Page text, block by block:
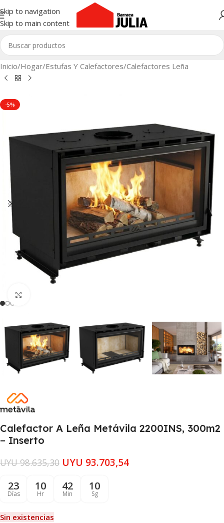
Skip to navigation
Skip to main content
Inicio/Hogar/Estufas Y Calefactores/Calefactores Leña
-5%
Calefactor A Leña Metávila 2200INS, 300m2
– Inserto
UYU98.635,30 UYU 93.703,54
23
Días
10
Hr
42
Min
09
Sg
Sin existencias